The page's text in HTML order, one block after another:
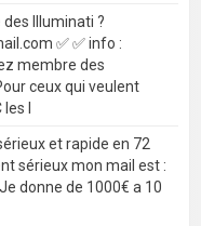
Illuminati ?
✅ ✅ info :
membre des
ceux qui veulent
I
et rapide en 72
sérieux mon mail est :
donne de 1000€ a 10